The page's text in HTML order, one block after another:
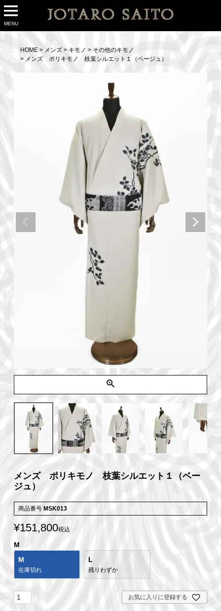
MENU
HOME メンズ キモノ
その他のキモノ
メンズ ポリキモノ 枝葉シルエット１（ベージュ）
メンズ ポリキモノ 枝葉シルエット１（ベー
ジュ）
商品番号 MSK013
¥151,800税込
M
M
在庫切れ
L
残りわずか
お気に入りに登録する